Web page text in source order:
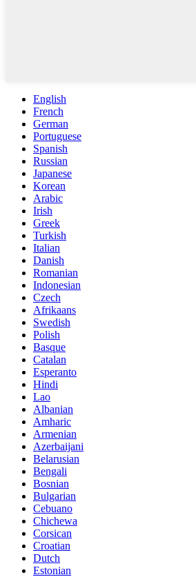
English
French
German
Portuguese
Spanish
Russian
Japanese
Korean
Arabic
Irish
Greek
Turkish
Italian
Danish
Romanian
Indonesian
Czech
Afrikaans
Swedish
Polish
Basque
Catalan
Esperanto
Hindi
Lao
Albanian
Amharic
Armenian
Azerbaijani
Belarusian
Bengali
Bosnian
Bulgarian
Cebuano
Chichewa
Corsican
Croatian
Dutch
Estonian